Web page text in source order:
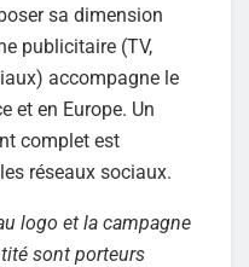
sa dimension
publicitaire (TV,
accompagne le
et en Europe. Un
complet est
réseaux sociaux.
logo et la campagne
sont porteurs